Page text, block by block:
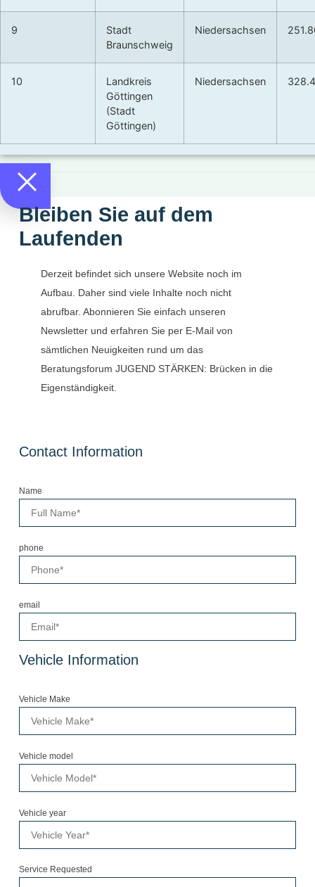
9
Stadt
Braunschweig
Niedersachsen
10
Landkreis
Göttingen
(Stadt
Göttingen)
Niedersachsen
Bleiben Sie auf dem
Laufenden
Derzeit befindet sich unsere Website noch im
Aufbau. Daher sind viele Inhalte noch nicht
abrufbar. Abonnieren Sie einfach unseren
Newsletter und erfahren Sie per E-Mail von
sämtlichen Neuigkeiten rund um das
Beratungsforum JUGEND STÄRKEN: Brücken in die
Eigenständigkeit.
Contact Information
Name
phone
email
Vehicle Information
Vehicle Make
Vehicle model
Vehicle year
Service Requested